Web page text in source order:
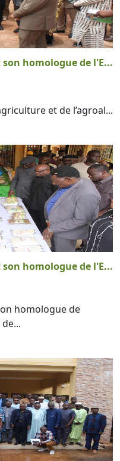
homologue de l'E...
et de l’agroal...
homologue de l'E...
homologue de